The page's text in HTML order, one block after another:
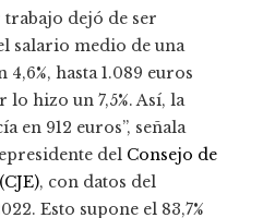
dejó de ser
salario medio de una
hasta 1.089 euros
hizo un 7,5%. Así, la
en 912 euros”, señala
del Consejo de
, con datos del
Esto supone el 83,7%